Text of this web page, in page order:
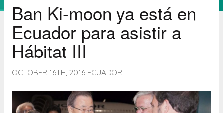
Ban Ki-moon ya está en
Ecuador para asistir a
Hábitat III
OCTOBER 16TH, 2016 ECUADOR